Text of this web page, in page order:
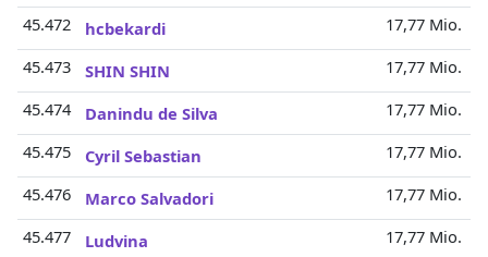
45.472
hcbekardi
17,77 Mio.
45.473
SHIN SHIN
17,77 Mio.
45.474
Danindu de Silva
17,77 Mio.
45.475
Cyril Sebastian
17,77 Mio.
45.476
Marco Salvadori
17,77 Mio.
45.477
Ludvina
17,77 Mio.